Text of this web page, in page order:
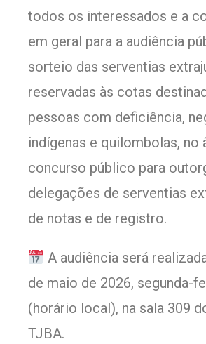
todos os interessados e a
em geral para a audiência
sorteio das serventias
reservadas às cotas
pessoas com deficiência,
indígenas e quilombolas, no
concurso público para
delegações de serventias
de notas e de registro.
A audiência será
de maio de 2026, segunda-
(horário local), na sala 309
TJBA.